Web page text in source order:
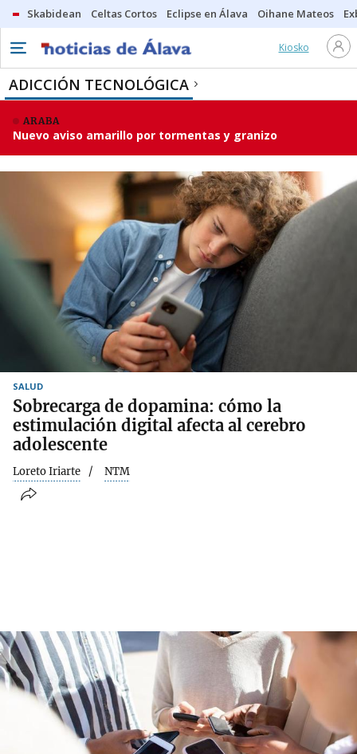
Skabidean Celtas Cortos Eclipse en Álava Oihane Mateos
Kiosko
ADICCIÓN TECNOLÓGICA
ARABA
Nuevo aviso amarillo por tormentas y granizo
SALUD
Sobrecarga de dopamina: cómo la
estimulación digital afecta al cerebro
adolescente
Loreto Iriarte NTM